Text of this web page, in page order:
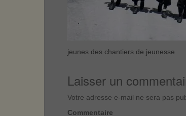
jeunes des chantiers de jeunesse
Laisser un
Votre adresse e-mail ne sera pas
Commentaire